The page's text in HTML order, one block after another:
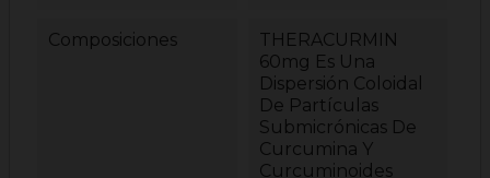
Composiciones
THERACURMIN
60mg Es Una
Dispersión Coloidal
De Partículas
Submicrónicas De
Curcumina Y
Curcuminoides